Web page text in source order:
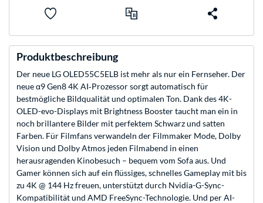
Produktbeschreibung
Der neue LG OLED55C5ELB ist mehr als nur ein Fernseher. Der
neue α9 Gen8 4K AI‑Prozessor sorgt automatisch für
bestmögliche Bildqualität und optimalen Ton. Dank des 4K-
OLED-evo-Displays mit Brightness Booster taucht man ein in
noch brillantere Bilder mit perfektem Schwarz und satten
Farben. Für Filmfans verwandeln der Filmmaker Mode, Dolby
Vision und Dolby Atmos jeden Filmabend in einen
herausragenden Kinobesuch – bequem vom Sofa aus. Und
Gamer können sich auf ein flüssiges, schnelles Gameplay mit bis
zu 4K @ 144 Hz freuen, unterstützt durch Nvidia-G-Sync-
Kompatibilität und AMD FreeSync-Technologie. Und per AI-